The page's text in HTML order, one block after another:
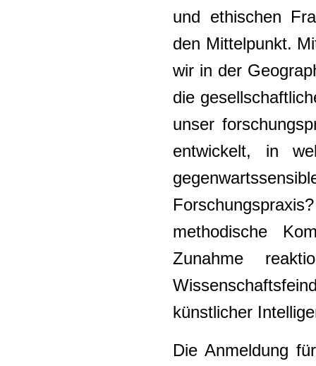
und ethischen
den Mittelpunkt.
wir in der
die
unser
entwickelt, in
methodische
Zunahme
künstlicher
Die Anmeldung